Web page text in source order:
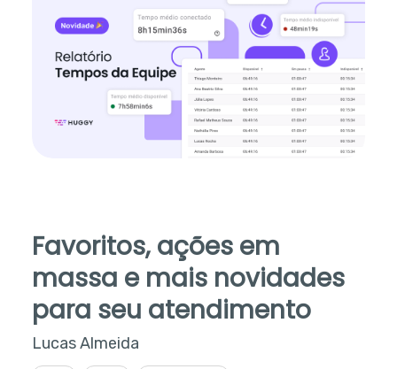
Favoritos, ações em
massa e mais novidades
para seu atendimento
Lucas Almeida